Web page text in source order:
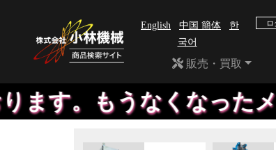
English 中国 簡体
한
국어
販売・買取
なったメーカーの機